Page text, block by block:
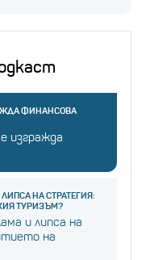
ФИНАНСОВА
изгражда
НА СТРАТЕГИЯ:
ТУРИЗЪМ?
и липса на
на